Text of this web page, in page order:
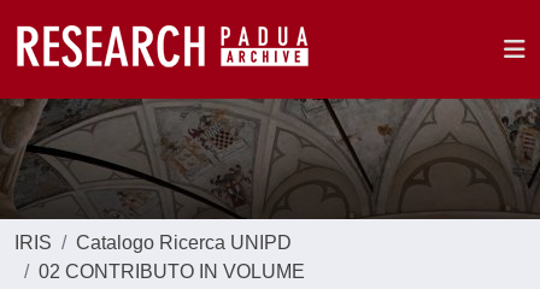
IRIS
Catalogo Ricerca UNIPD
02 CONTRIBUTO IN VOLUME